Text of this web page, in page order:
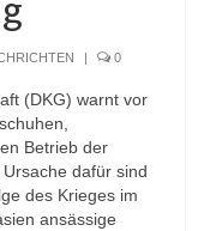
0
(DKG) warnt vor
Betrieb der
dafür sind
des Krieges im
ansässige